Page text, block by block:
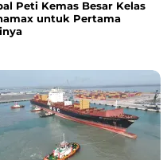
Peti Kemas Besar Kelas
untuk Pertama